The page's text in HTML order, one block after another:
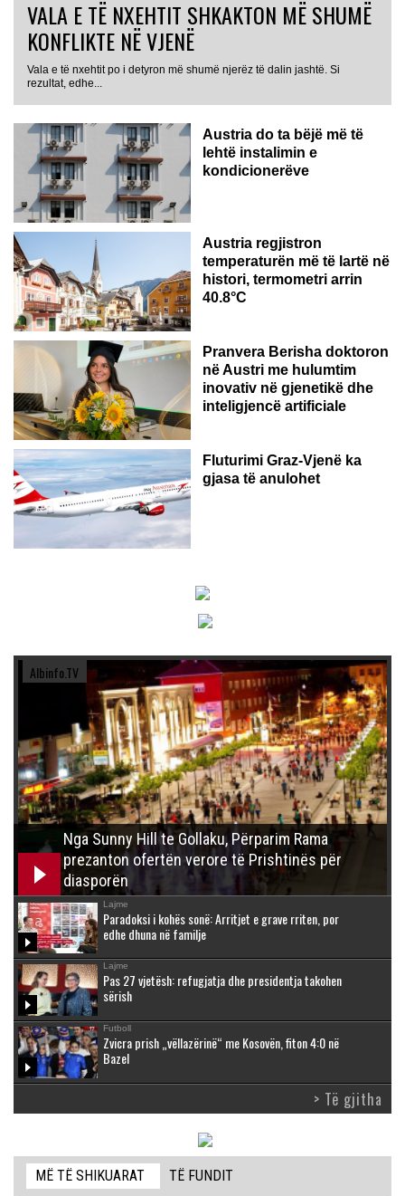
VALA E TË NXEHTIT SHKAKTON MË SHUMË
KONFLIKTE NË VJENË
Vala e të nxehtit po i detyron më shumë njerëz të dalin jashtë. Si
rezultat, edhe...
Austria do ta bëjë më të
lehtë instalimin e
kondicionerëve
Austria regjistron
temperaturën më të lartë në
histori, termometri arrin
40.8°C
AUSTRI
Pranvera Berisha doktoron
në Austri me hulumtim
inovativ në gjenetikë dhe
inteligjencë artificiale
Fluturimi Graz-Vjenë ka
gjasa të anulohet
Albinfo.TV
Nga Sunny Hill te Gollaku, Përparim Rama
prezanton ofertën verore të Prishtinës për
diasporën
Lajme
Paradoksi i kohës sonë: Arritjet e grave rriten, por
edhe dhuna në familje
Lajme
Pas 27 vjetësh: refugjatja dhe presidentja takohen
sërish
Futboll
Zvicra prish „vëllazërinë“ me Kosovën, fiton 4:0 në
Bazel
> Të gjitha
MË TË SHIKUARAT TË FUNDIT